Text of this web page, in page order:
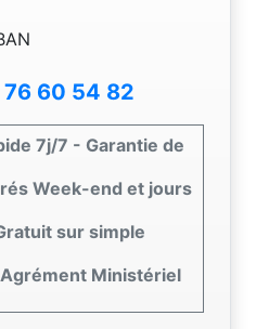
60 54 82
7j/7 - Garantie de
Week-end et jours
sur simple
Ministériel